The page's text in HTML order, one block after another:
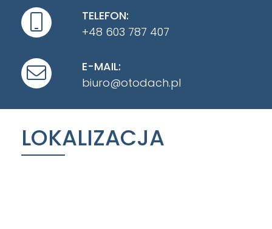
TELEFON:
+48 603 787 407
E-MAIL:
biuro@otodach.pl
LOKALIZACJA